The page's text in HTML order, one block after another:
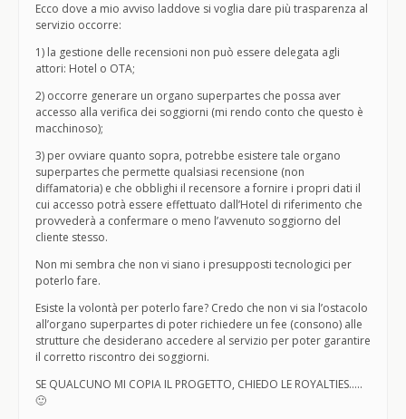
Ecco dove a mio avviso laddove si voglia dare più trasparenza al
servizio occorre:
1) la gestione delle recensioni non può essere delegata agli
attori: Hotel o OTA;
2) occorre generare un organo superpartes che possa aver
accesso alla verifica dei soggiorni (mi rendo conto che questo è
macchinoso);
3) per ovviare quanto sopra, potrebbe esistere tale organo
superpartes che permette qualsiasi recensione (non
diffamatoria) e che obblighi il recensore a fornire i propri dati il
cui accesso potrà essere effettuato dall’Hotel di riferimento che
provvederà a confermare o meno l’avvenuto soggiorno del
cliente stesso.
Non mi sembra che non vi siano i presupposti tecnologici per
poterlo fare.
Esiste la volontà per poterlo fare? Credo che non vi sia l’ostacolo
all’organo superpartes di poter richiedere un fee (consono) alle
strutture che desiderano accedere al servizio per poter garantire
il corretto riscontro dei soggiorni.
SE QUALCUNO MI COPIA IL PROGETTO, CHIEDO LE ROYALTIES…..
🙂